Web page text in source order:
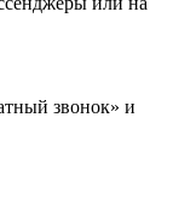
звонок» и